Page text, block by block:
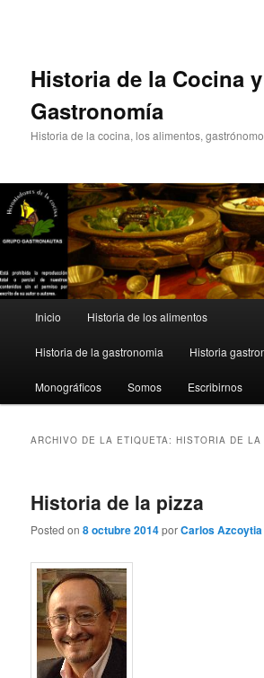
Historia de la Cocina
Gastronomía
Historia de la cocina, los alimentos,
principal
Inicio Historia de los alimentos
Historia de la gastronomia Historia
Monográficos Somos Escribirnos
ARCHIVO DE LA ETIQUETA:HISTORIA DE LA
Historia de la pizza
Posted on8 octubre 2014porCarlos Azcoytia